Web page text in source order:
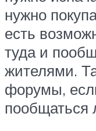
нужно
есть
туда и
жителями.
форумы,
пообщаться